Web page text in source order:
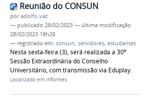
Reunião do CONSUN
poradolfo.vaz
— publicado 28/02/2023 — última modificação
28/02/2023 18h28
— registrado em: consun, servidores, estudantes
Nesta sexta-feira (3), será realizada a 30ª
Sessão Extraordinária do Conselho
Universitário, com transmissão via Eduplay.
Localizado em Informes